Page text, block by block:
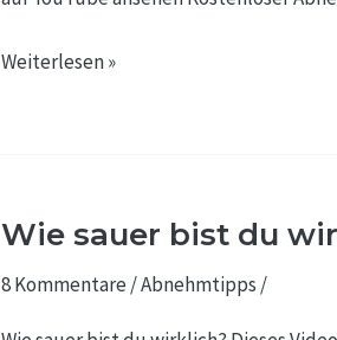
und
Gesund
Weiterlesen »
Wie sauer bist du
8 Kommentare/Abnehmtipps/
Wie
bist
du